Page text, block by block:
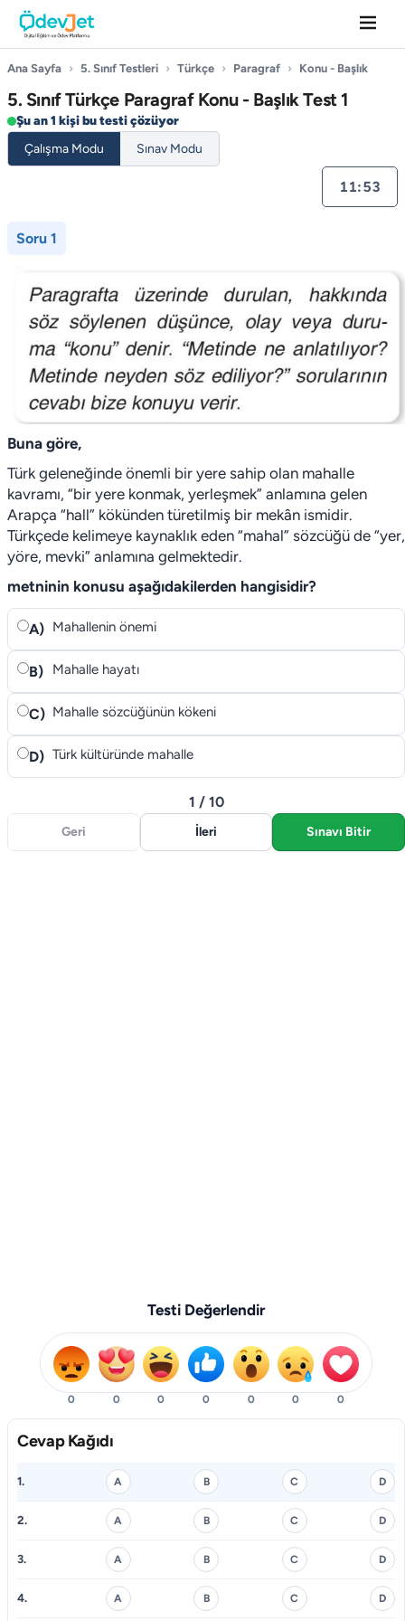
Ana Sayfa › 5. Sınıf Testleri › Türkçe › Paragraf › Konu - Başlık
5. Sınıf Türkçe Paragraf Konu - Başlık Test 1
Şu an 1 kişi bu testi çözüyor
Çalışma Modu
Sınav Modu
11:53
Soru 1
Buna göre,
Türk geleneğinde önemli bir yere sahip olan mahalle
kavramı, “bir yere konmak, yerleşmek” anlamına gelen
Arapça “hall” kökünden türetilmiş bir mekân ismidir.
Türkçede kelimeye kaynaklık eden “mahal” sözcüğü de “yer,
yöre, mevki” anlamına gelmektedir.
metninin konusu aşağıdakilerden hangisidir?
A) Mahallenin önemi
B) Mahalle hayatı
C) Mahalle sözcüğünün kökeni
D) Türk kültüründe mahalle
Geri
1 / 10
İleri Sınavı Bitir
Testi Değerlendir
0 0 0 0 0 0 0
Cevap Kağıdı
1. A B C D
2. A B C D
3. A B C D
4. A B C D